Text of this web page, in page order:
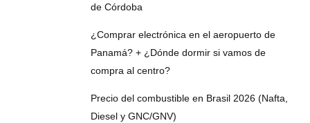
de Córdoba
¿Comprar electrónica en el aeropuerto de
Panamá? + ¿Dónde dormir si vamos de
compra al centro?
Precio del combustible en Brasil 2026 (Nafta,
Diesel y GNC/GNV)